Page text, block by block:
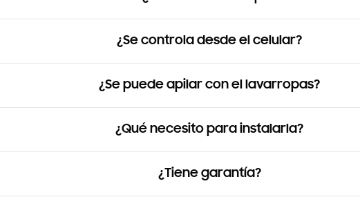
¿Se controla desde el celular?
¿Se puede apilar con el lavarropas?
¿Qué necesito para instalarla?
¿Tiene garantía?